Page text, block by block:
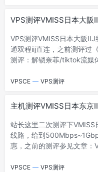
VPS测评VMISS日本大阪
VPS测评VMISS日本大阪
通双程iij直连，之前测评过
测评：解锁奈菲/tiktok流媒
VPSCE — VPS测评
主机测评VMISS日本东京
站长这里二次测评下
线路，给到
惠，之前的测评参见文章：
VPSCE — VPS测评